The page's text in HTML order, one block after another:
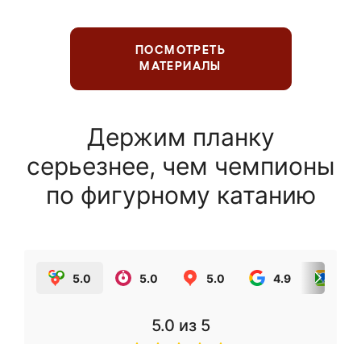
ПОСМОТРЕТЬ
МАТЕРИАЛЫ
Держим планку
серьезнее, чем чемпионы
по фигурному катанию
5.0 5.0 5.0 4.9
5.0 из 5